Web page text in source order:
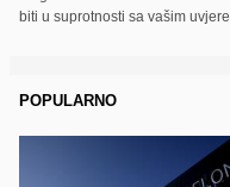
biti u suprotnosti sa vašim
POPULARNO